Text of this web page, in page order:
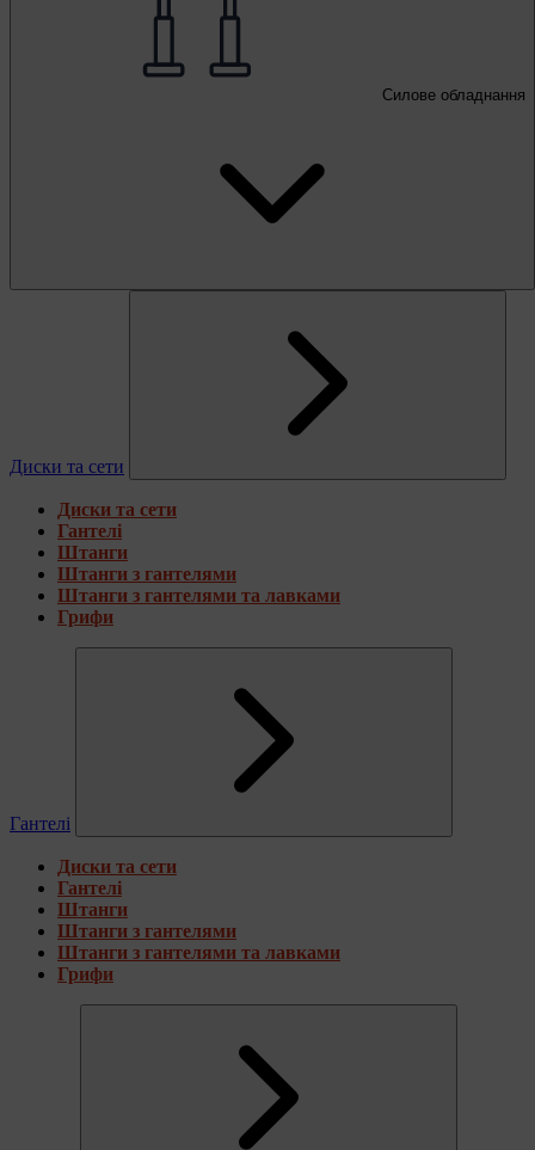
Силове обладнання
Диски та сети
Диски та сети
Гантелі
Штанги
Штанги з гантелями
Штанги з гантелями та лавками
Грифи
Гантелі
Диски та сети
Гантелі
Штанги
Штанги з гантелями
Штанги з гантелями та лавками
Грифи